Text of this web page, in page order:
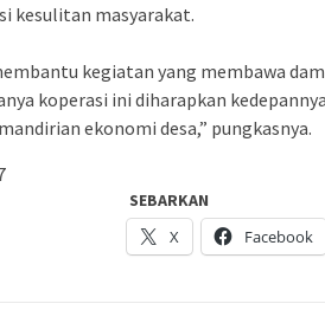
kesulitan masyarakat.
kegiatan yang membawa
koperasi ini diharapkan
ekonomi desa,” pungkasnya.
SEBARKAN
X
Facebook